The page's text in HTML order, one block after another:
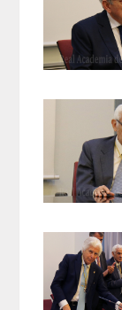
EXTRANJEROS
DE MÉRITO
HONOR
ACTIVIDADES
ACTIVIDADES
2026
HISTÓRICO